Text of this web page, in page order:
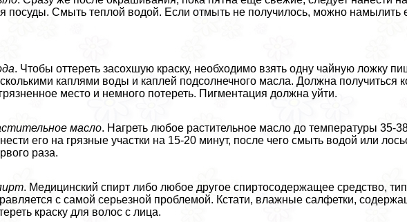
посуды. Смыть теплой водой. Если отмыть не получилось, можно намылить
. Чтобы оттереть засохшую краску, необходимо взять одну чайную ложку
каплями воды и каплей подсолнечного масла. Должна получиться
место и немного потереть. Пигментация должна уйти.
масло. Нагреть любое растительное масло до температуры 35-
его на грязные участки на 15-20 минут, после чего смыть водой или
раза.
. Медицинский спирт либо любое другое спиртосодержащее средство,
с самой серьезной проблемой. Кстати, влажные салфетки,
краску для волос с лица.